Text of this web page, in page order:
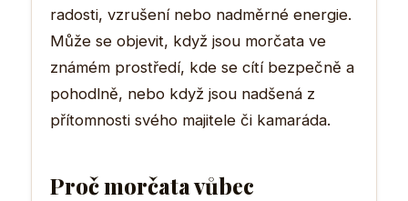
radosti, vzrušení nebo nadměrné energie.
Může se objevit, když jsou morčata ve
známém prostředí, kde se cítí bezpečně a
pohodlně, nebo když jsou nadšená z
přítomnosti svého majitele či kamaráda.
Proč morčata vůbec